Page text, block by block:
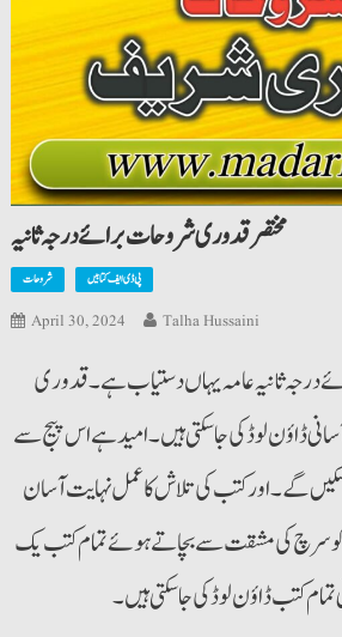
مختصر قدوری شروحات برائے درجہ ثانیہ
شروحات پی ڈی ایف کتابیں
April 30, 2024 Talha Hussaini
درجہ ثانیہ عامہ یہاں دستیاب ہے۔ قدوری
ڈاؤن لوڈ کی جاسکتی ہیں۔ امید ہے اس پیج سے
گے۔ اور کتب کی تلاش کا عمل نہایت آسان
کو سرچ کی مشقت سے بچاتے ہوئے تمام کتب یک
تمام کتب ڈاؤن لوڈ کی جاسکتی ہیں۔